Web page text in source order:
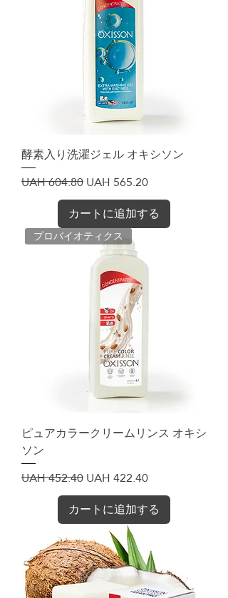
酵素入り洗濯ジェル オキシソン
通常価格
UAH 604.80セール価格
UAH 565.20
カートに追加する
プロバイオティクス
ピュアカラークリームリンス オキシ
ソン
通常価格
UAH 452.40セール価格
UAH 422.40
カートに追加する